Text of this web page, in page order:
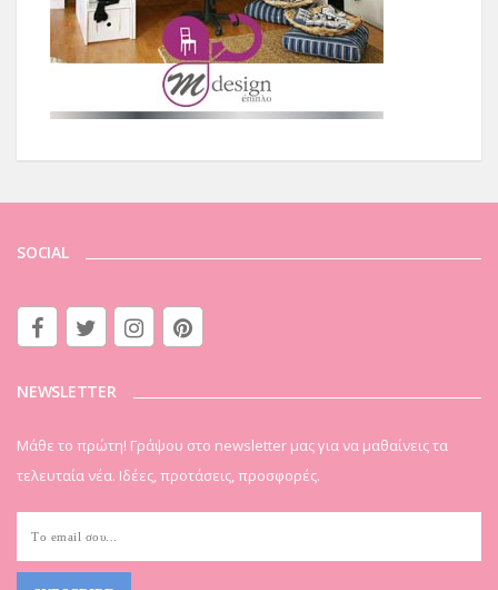
SOCIAL
NEWSLETTER
Μάθε το πρώτη! Γράψου στο newsletter μας για να μαθαίνεις τα
τελευταία νέα. Ιδέες, προτάσεις, προσφορές.